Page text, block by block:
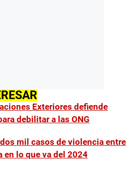
Exteriores defiende
debilitar a las ONG
mil casos de violencia entre
en lo que va del 2024